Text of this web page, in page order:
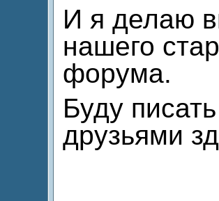
И я делаю
нашего
форума.
Буду
друзьями